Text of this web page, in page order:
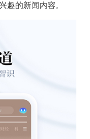
趣的新闻内容。